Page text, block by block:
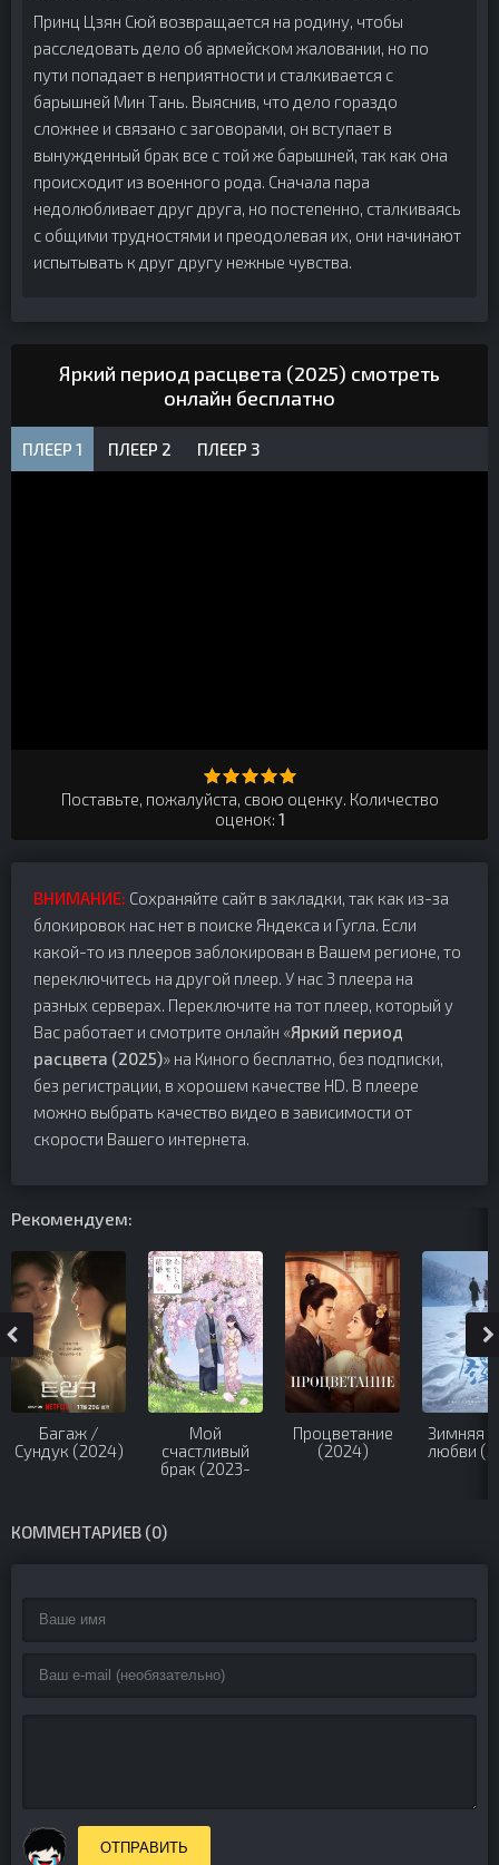
Принц Цзян Сюй возвращается на родину, чтобы
расследовать дело об армейском жаловании, но по
пути попадает в неприятности и сталкивается с
барышней Мин Тань. Выяснив, что дело гораздо
сложнее и связано с заговорами, он вступает в
вынужденный брак все с той же барышней, так как она
происходит из военного рода. Сначала пара
недолюбливает друг друга, но постепенно, сталкиваясь
с общими трудностями и преодолевая их, они начинают
испытывать к друг другу нежные чувства.
Яркий период расцвета (2025) смотреть
онлайн бесплатно
ПЛЕЕР 1 ПЛЕЕР 2 ПЛЕЕР 3
Поставьте, пожалуйста, свою оценку. Количество
оценок: 1
ВНИМАНИЕ: Сохраняйте сайт в закладки, так как из-за
блокировок нас нет в поиске Яндекса и Гугла. Если
какой-то из плееров заблокирован в Вашем регионе, то
переключитесь на другой плеер. У нас 3 плеера на
разных серверах. Переключите на тот плеер, который у
Вас работает и смотрите онлайн «Яркий период
расцвета (2025)» на Киного бесплатно, без подписки,
без регистрации, в хорошем качестве HD. В плеере
можно выбрать качество видео в зависимости от
скорости Вашего интернета.
Рекомендуем:
Багаж /
Сундук (2024)
Мой
счастливый
брак (2023-
Процветание
(2024)
Зимняя
любви
КОММЕНТАРИЕВ (0)
ОТПРАВИТЬ